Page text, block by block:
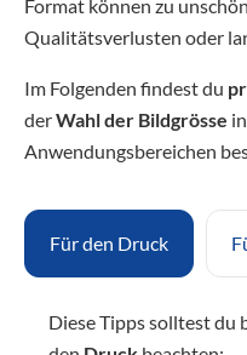
Format können zu
Qualitätsverlusten oder
Im Folgenden findest du
derWahl der Bildgrösse
Anwendungsbereichen
Für den Druck
Diese Tipps solltest du